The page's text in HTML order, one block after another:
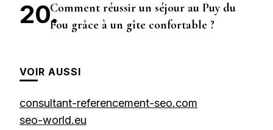
Comment réussir un séjour au Puy du
Fou grâce à un gîte confortable ?
VOIR AUSSI
consultant-referencement-seo.com
seo-world.eu